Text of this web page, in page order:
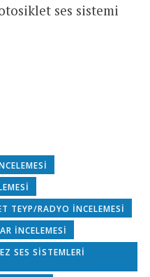
ses sistemi
TEYP/RADYO İNCELEMESI
INCELEMESI
SES SISTEMLERI